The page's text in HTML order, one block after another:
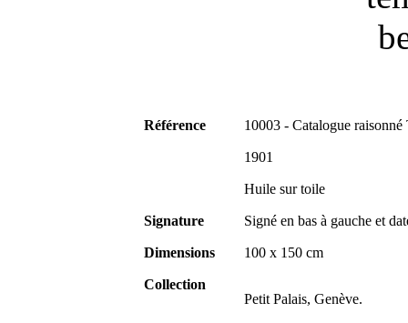
Référence 10003 - Catalogue raisonné
1901
Huile sur toile
Signature Signé en bas à gauche et
Dimensions 100 x 150 cm
Collection
Petit Palais, Genève.